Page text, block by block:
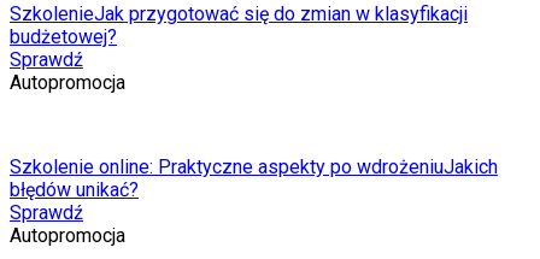
SzkolenieJak przygotować się do zmian w klasyfikacji
budżetowej?
Sprawdź
Autopromocja
Szkolenie online: Praktyczne aspekty po wdrożeniuJakich
błędów unikać?
Sprawdź
Autopromocja